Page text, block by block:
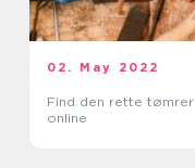
02. May 2022
Find den rette tømrer
online